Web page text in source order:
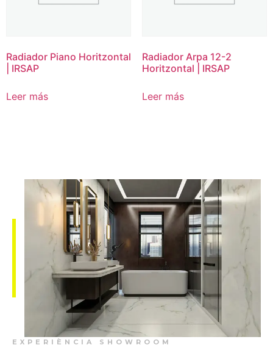
Radiador Piano Horitzontal
| IRSAP
Leer más
Radiador Arpa 12-2
Horitzontal | IRSAP
Leer más
EXPERIÈNCIA SHOWROOM